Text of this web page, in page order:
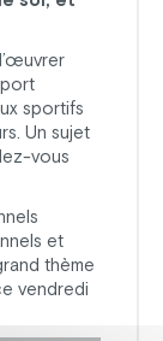
sportifs
Un sujet
vous
et
thème
vendredi